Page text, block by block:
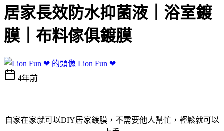
居家長效防水抑菌液｜浴室鍍
膜｜布料傢俱鍍膜
Lion Fun ❤
4年前
自家在家就可以DIY居家鍍膜，不需要他人幫忙，輕鬆就可以